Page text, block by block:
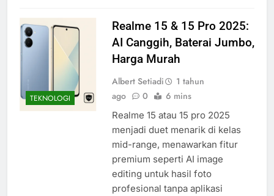
TEKNOLOGI
Realme 15 & 15 Pro 2025:
AI Canggih, Baterai Jumbo,
Harga Murah
Albert Setiadi
1 tahun
ago
0 6 mins
Realme 15 atau 15 pro 2025
menjadi duet menarik di kelas
mid-range, menawarkan fitur
premium seperti AI image
editing untuk hasil foto
profesional tanpa aplikasi